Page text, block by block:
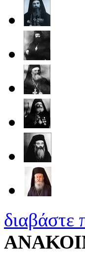
διαβάστε